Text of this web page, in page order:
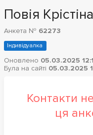
Повія Крістіна
Анкета № 62273
Індивідуалка
Оновлено 05.03.2025
Була на сайті 05.03.2025
Контакти
ця